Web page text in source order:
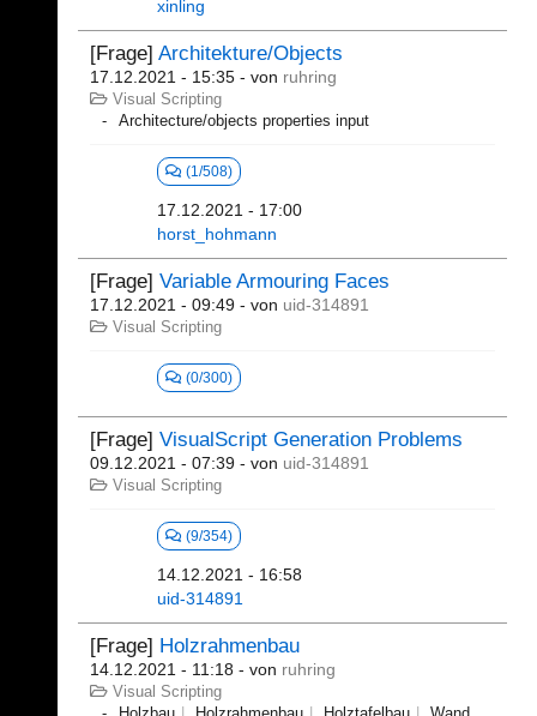
xinling
[Frage] Architekture/Objects
17.12.2021 - 15:35 - von ruhring
Visual Scripting
Architecture/objects properties input
(1/508)
17.12.2021 - 17:00
horst_hohmann
[Frage] Variable Armouring Faces
17.12.2021 - 09:49 - von uid-314891
Visual Scripting
(0/300)
[Frage] VisualScript Generation Problems
09.12.2021 - 07:39 - von uid-314891
Visual Scripting
(9/354)
14.12.2021 - 16:58
uid-314891
[Frage] Holzrahmenbau
14.12.2021 - 11:18 - von ruhring
Visual Scripting